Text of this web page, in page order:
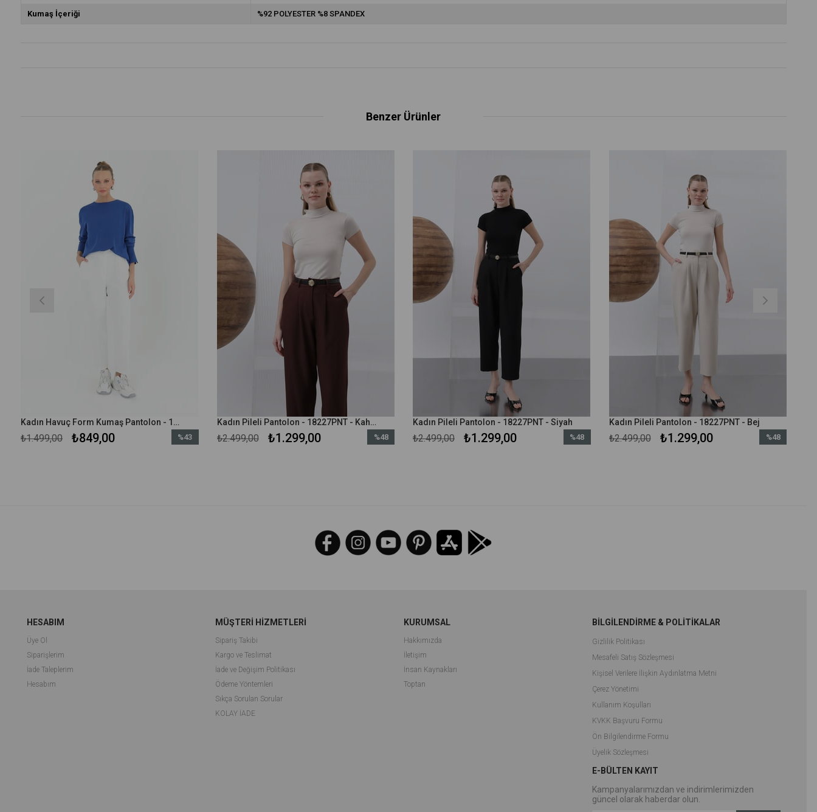
Kumaş İçeriği %92 POLYESTER %8 SPANDEX
Benzer Ürünler
Kadın Havuç Form Kumaş Pantolon - 18118PNT - Ekru
₺849,00
₺1.499,00
%43
Kadın Pileli Pantolon - 18227PNT - Kahverengi
₺1.299,00
₺2.499,00
%48
Kadın Pileli Pantolon - 18227PNT - Siyah
₺1.299,00
₺2.499,00
%48
Kadın Pileli Pantolon - 18227PNT - Bej
₺1.299,00
₺2.499,00
%48
HESABIM
Üye Ol
Siparişlerim
İade Taleplerim
Hesabım
MÜŞTERİ HİZMETLERİ
Sipariş Takibi
Kargo ve Teslimat
İade ve Değişim Politikası
Ödeme Yöntemleri
Sıkça Sorulan Sorular
KOLAY İADE
KURUMSAL
Hakkımızda
İletişim
İnsan Kaynakları
Toptan
BİLGİLENDİRME & POLİTİKALAR
Gizlilik Politikası
Mesafeli Satış Sözleşmesi
Kişisel Verilere İlişkin Aydınlatma Metni
Çerez Yönetimi
Kullanım Koşulları
KVKK Başvuru Formu
Ön Bilgilendirme Formu
Üyelik Sözleşmesi
E-BÜLTEN KAYIT
Kampanyalarımızdan ve indirimlerimizden
güncel olarak haberdar olun.